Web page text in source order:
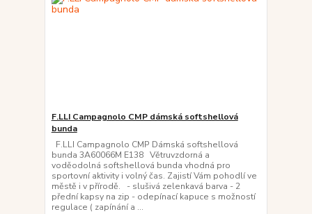
F.LLI Campagnolo CMP dámská softshellová
bunda
F.LLI Campagnolo CMP Dámská softshellová
bunda 3A60066M E138 Větruvzdorná a
voděodolná softshellová bunda vhodná pro
sportovní aktivity i volný čas. Zajistí Vám pohodlí ve
městě i v přírodě. - slušivá zelenkavá barva - 2
přední kapsy na zip - odepínací kapuce s možností
regulace ( zapínání a ...